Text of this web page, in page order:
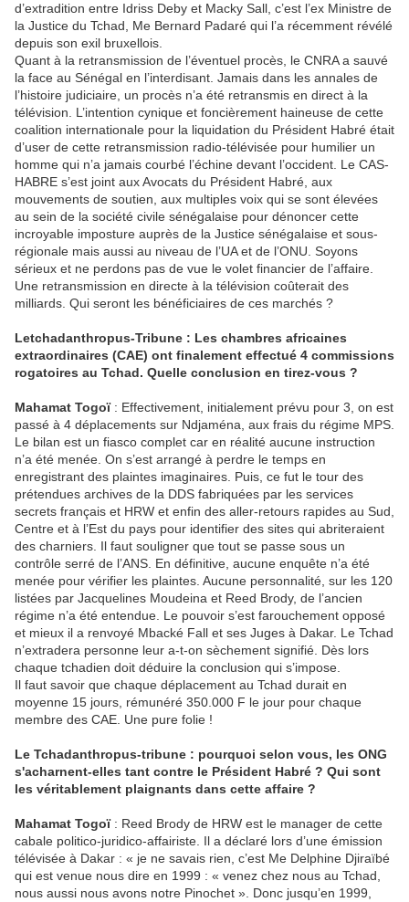
d’extradition entre Idriss Deby et Macky Sall, c’est l’ex Ministre de
la Justice du Tchad, Me Bernard Padaré qui l’a récemment révélé
depuis son exil bruxellois.
Quant à la retransmission de l’éventuel procès, le CNRA a sauvé
la face au Sénégal en l’interdisant. Jamais dans les annales de
l’histoire judiciaire, un procès n’a été retransmis en direct à la
télévision. L’intention cynique et foncièrement haineuse de cette
coalition internationale pour la liquidation du Président Habré était
d’user de cette retransmission radio-télévisée pour humilier un
homme qui n’a jamais courbé l’échine devant l’occident. Le CAS-
HABRE s’est joint aux Avocats du Président Habré, aux
mouvements de soutien, aux multiples voix qui se sont élevées
au sein de la société civile sénégalaise pour dénoncer cette
incroyable imposture auprès de la Justice sénégalaise et sous-
régionale mais aussi au niveau de l’UA et de l’ONU. Soyons
sérieux et ne perdons pas de vue le volet financier de l’affaire.
Une retransmission en directe à la télévision coûterait des
milliards. Qui seront les bénéficiaires de ces marchés ?
Letchadanthropus-Tribune : Les chambres africaines
extraordinaires (CAE) ont finalement effectué 4 commissions
rogatoires au Tchad. Quelle conclusion en tirez-vous ?
Mahamat Togoï : Effectivement, initialement prévu pour 3, on est
passé à 4 déplacements sur Ndjaména, aux frais du régime MPS.
Le bilan est un fiasco complet car en réalité aucune instruction
n’a été menée. On s’est arrangé à perdre le temps en
enregistrant des plaintes imaginaires. Puis, ce fut le tour des
prétendues archives de la DDS fabriquées par les services
secrets français et HRW et enfin des aller-retours rapides au Sud,
Centre et à l’Est du pays pour identifier des sites qui abriteraient
des charniers. Il faut souligner que tout se passe sous un
contrôle serré de l’ANS. En définitive, aucune enquête n’a été
menée pour vérifier les plaintes. Aucune personnalité, sur les 120
listées par Jacquelines Moudeina et Reed Brody, de l’ancien
régime n’a été entendue. Le pouvoir s’est farouchement opposé
et mieux il a renvoyé Mbacké Fall et ses Juges à Dakar. Le Tchad
n’extradera personne leur a-t-on sèchement signifié. Dès lors
chaque tchadien doit déduire la conclusion qui s’impose.
Il faut savoir que chaque déplacement au Tchad durait en
moyenne 15 jours, rémunéré 350.000 F le jour pour chaque
membre des CAE. Une pure folie !
Le Tchadanthropus-tribune : pourquoi selon vous, les ONG
s'acharnent-elles tant contre le Président Habré ? Qui sont
les véritablement plaignants dans cette affaire ?
Mahamat Togoï : Reed Brody de HRW est le manager de cette
cabale politico-juridico-affairiste. Il a déclaré lors d’une émission
télévisée à Dakar : « je ne savais rien, c’est Me Delphine Djiraïbé
qui est venue nous dire en 1999 : « venez chez nous au Tchad,
nous aussi nous avons notre Pinochet ». Donc jusqu’en 1999,